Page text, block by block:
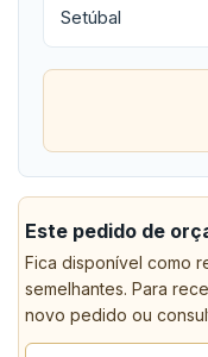
Setúbal
Este pedido de
Fica disponível como
semelhantes. Para
novo pedido ou